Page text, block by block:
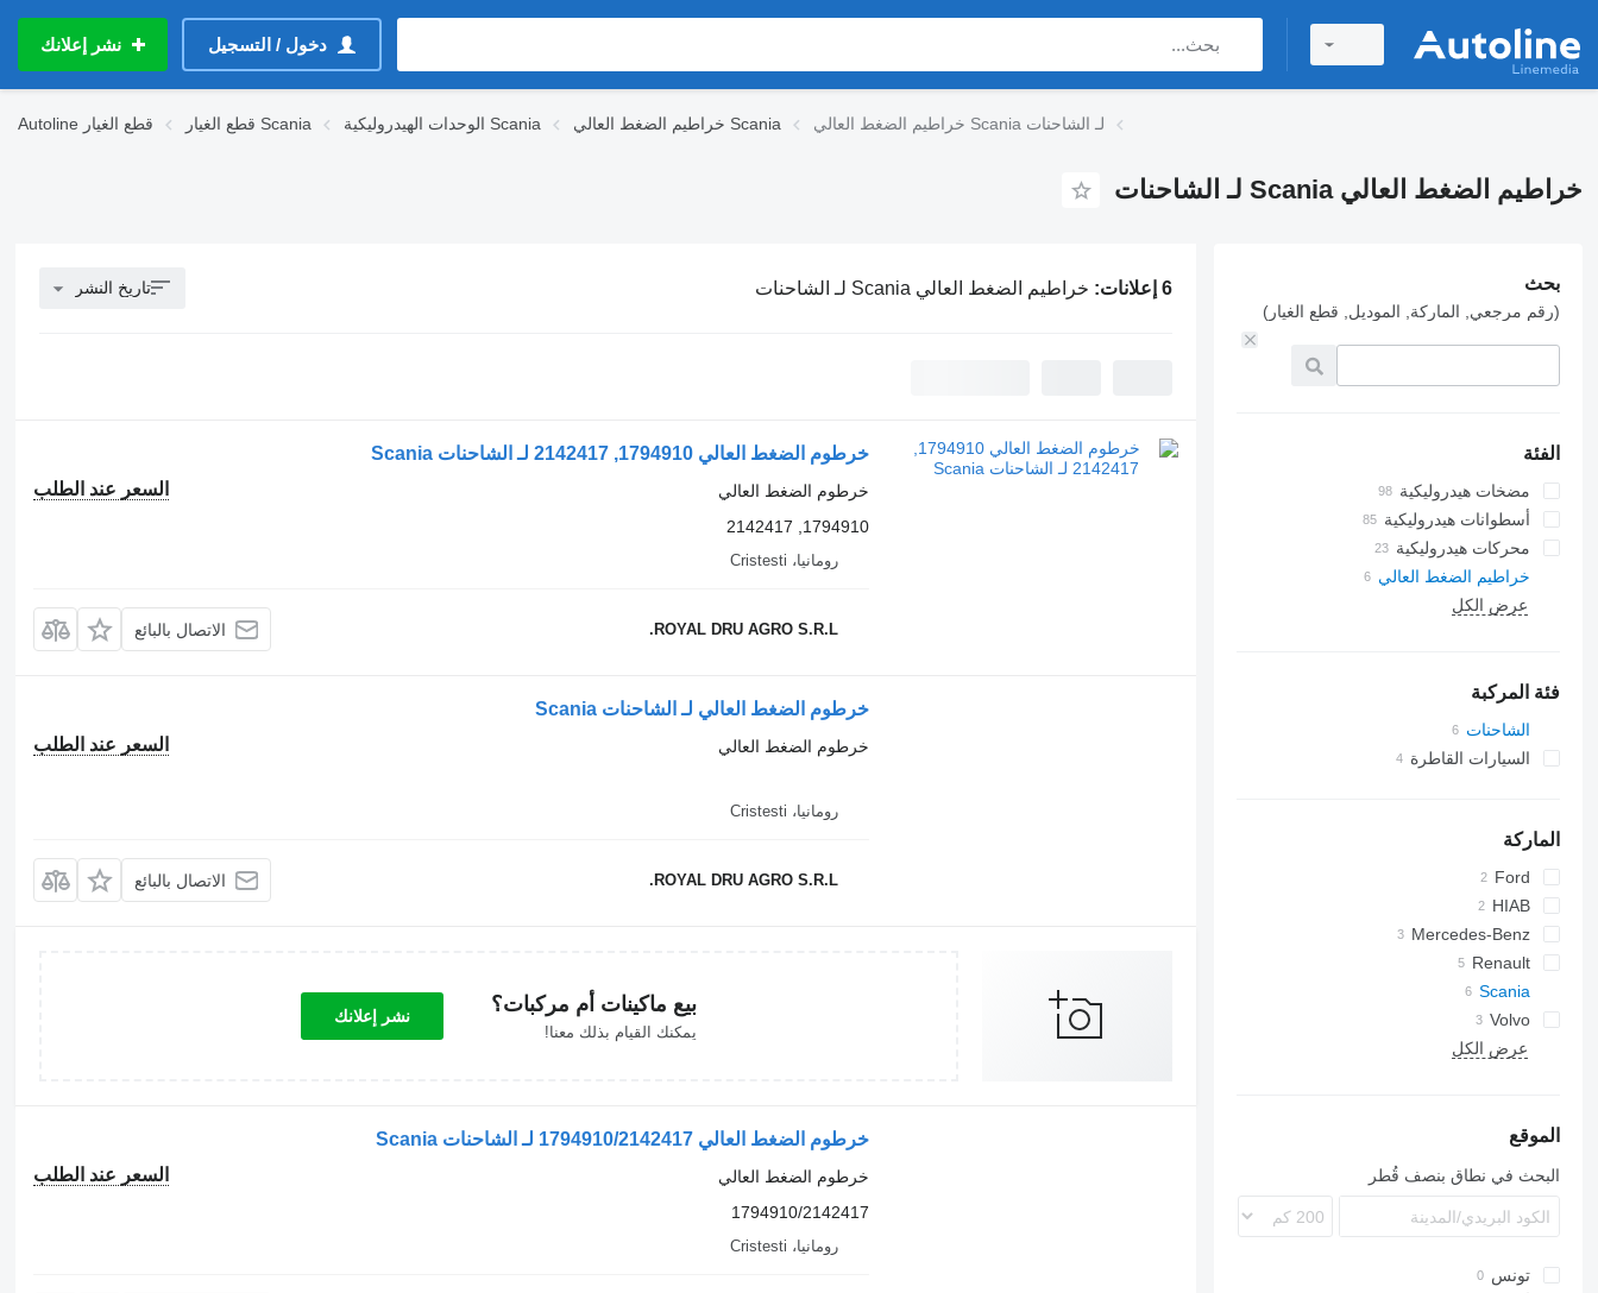
دخول / التسجيل نشر إعلانك
Autoline قطع الغيار قطع الغيار Scania الوحدات الهيدروليكية Scania خراطيم الضغط العالي Scania خراطيم الضغط العالي Scania لـ الشاحنات
خراطيم الضغط العالي Scania لـ الشاحنات
بحث
(رقم مرجعي, الماركة, الموديل, قطع الغيار)
الفئة
مضخات هيدروليكية
أسطوانات هيدروليكية
محركات هيدروليكية
خراطيم الضغط العالي
عرض الكل
فئة المركبة
الشاحنات
السيارات القاطرة
الماركة
Ford
HIAB
Mercedes-Benz
Actros
Renault
Maxity
Scania
Volvo
FM
عرض الكل
الموقع
البحث في نطاق بنصف قُطر
تونس
6 إعلانات: خراطيم الضغط العالي Scania لـ الشاحنات تاريخ النشر
خرطوم الضغط العالي 1794910, 2142417 لـ الشاحنات Scania
السعر عند الطلب
خرطوم الضغط العالي
1794910, 2142417
رومانيا، Cristesti
ROYAL DRU AGRO S.R.L. الاتصال بالبائع
خرطوم الضغط العالي لـ الشاحنات Scania
السعر عند الطلب
خرطوم الضغط العالي
رومانيا، Cristesti
ROYAL DRU AGRO S.R.L. الاتصال بالبائع
بيع ماكينات أم مركبات؟
يمكنك القيام بذلك معنا!
نشر إعلانك
خرطوم الضغط العالي 1794910/2142417 لـ الشاحنات Scania
السعر عند الطلب
خرطوم الضغط العالي
1794910/2142417
رومانيا، Cristesti